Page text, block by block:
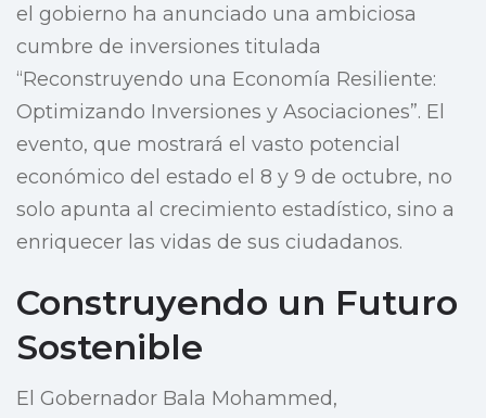
el gobierno ha anunciado una ambiciosa
cumbre de inversiones titulada
“Reconstruyendo una Economía Resiliente:
Optimizando Inversiones y Asociaciones”. El
evento, que mostrará el vasto potencial
económico del estado el 8 y 9 de octubre, no
solo apunta al crecimiento estadístico, sino a
enriquecer las vidas de sus ciudadanos.
Construyendo un Futuro
Sostenible
El Gobernador Bala Mohammed,